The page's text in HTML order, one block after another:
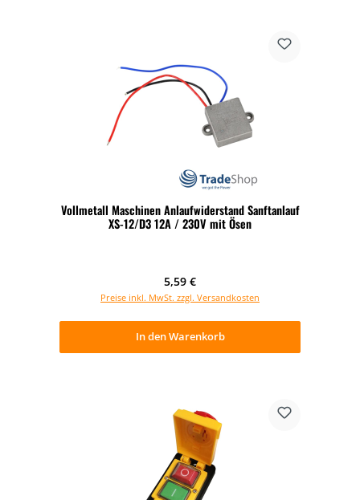
Vollmetall Maschinen Anlaufwiderstand Sanftanlauf
XS-12/D3 12A / 230V mit Ösen
Regulärer Preis:
5,59 €
Preise inkl. MwSt. zzgl. Versandkosten
In den Warenkorb